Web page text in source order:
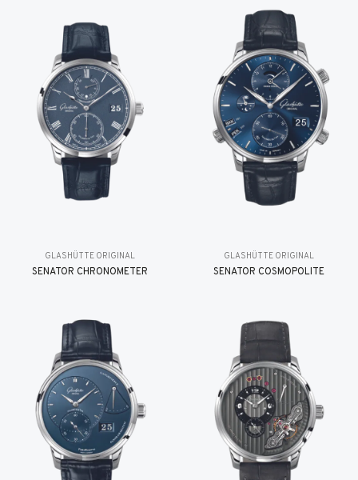
GLASHÜTTE ORIGINAL
SENATOR CHRONOMETER
GLASHÜTTE ORIGINAL
SENATOR COSMOPOLITE